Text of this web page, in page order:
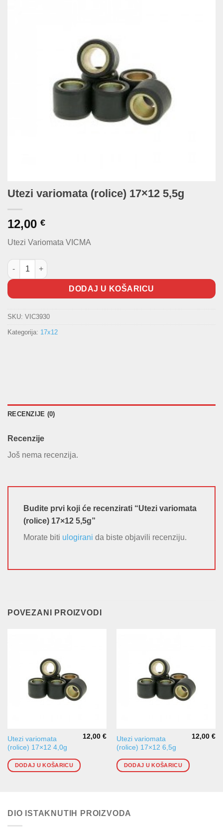
Utezi variomata (rolice) 17×12 5,5g
12,00 €
Utezi Variomata VICMA
Utezi variomata (rolice) 17x12 5,5g količina
DODAJ U KOŠARICU
SKU: VIC3930
Kategorija: 17x12
RECENZIJE (0)
Recenzije
Još nema recenzija.
Budite prvi koji će recenzirati “Utezi variomata
(rolice) 17×12 5,5g”
Morate biti ulogirani da biste objavili recenziju.
POVEZANI PROIZVODI
Utezi variomata
(rolice) 17×12 4,0g
12,00€
DODAJ U KOŠARICU
Utezi variomata
(rolice) 17×12 6,5g
12,00€
DODAJ U KOŠARICU
DIO ISTAKNUTIH PROIZVODA